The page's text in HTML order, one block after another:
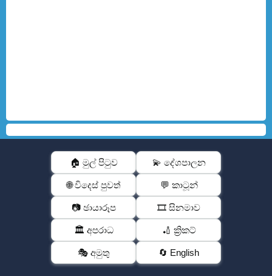
🏠 මුල් පිටුව 💫 දේශපාලන
🌐 විදෙස් පුවත් 💬 කාටූන්
📷 ඡායාරූප 🎞️ සිනමාව
🏛️ අපරාධ 🏏 ක්‍රිකට්
🎭 අමුතු 🔄 English